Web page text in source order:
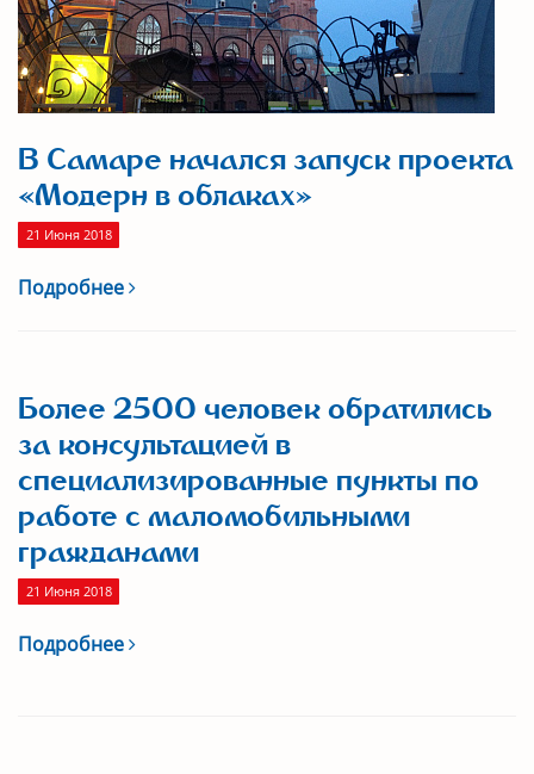
В Самаре начался запуск проекта
«Модерн в облаках»
21 Июня 2018
Подробнее
Более 2500 человек обратились
за консультацией в
специализированные пункты по
работе с маломобильными
гражданами
21 Июня 2018
Подробнее